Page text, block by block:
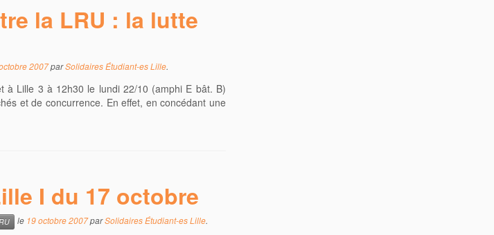
la LRU : la lutte
2007parSolidaires Étudiant-es Lille.
à Lille 3 à 12h30 le lundi 22/10 (amphi E bât. B)
et de concurrence. En effet, en concédant une
I du 17 octobre
le 19 octobre 2007parSolidaires Étudiant-es Lille.